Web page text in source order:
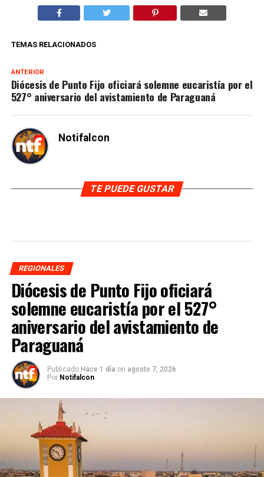
TEMAS RELACIONADOS
ANTERIOR
Diócesis de Punto Fijo oficiará solemne eucaristía por el
527° aniversario del avistamiento de Paraguaná
Notifalcon
TE PUEDE GUSTAR
REGIONALES
Diócesis de Punto Fijo oficiará
solemne eucaristía por el 527°
aniversario del avistamiento de
Paraguaná
Publicado Hace 1 día on agosto 7, 2026
Por Notifalcon